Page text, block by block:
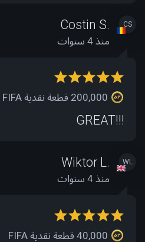
CS
Costin S.
منذ 4 سنوات
GREAT!!!
WL
Wiktor L.
منذ 4 سنوات